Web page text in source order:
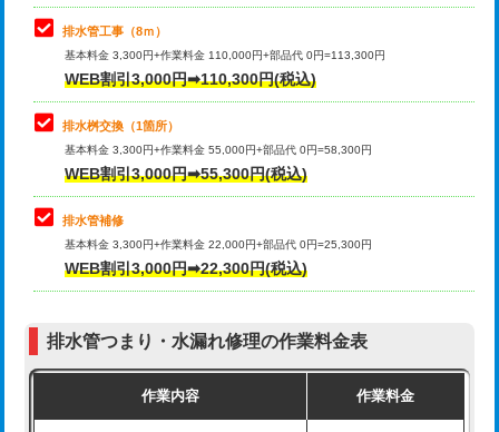
マス交換（深さ50㎝未満）
マス交換（深さ50㎝以上）
コンクリート斫り（厚さ10㎝まで）
コンクリート斫り（厚さ10㎝超え）
モルタル補修（厚さ10㎝まで）
モルタル補修（厚さ10㎝超え）
追加人工 16,500円
現場見積
その他部品の脱着
交換・取付（タンク）
交換・取付(単水栓（壁付・デッキ
式）)
交換・取付(混合水栓（壁付・デッキ
式・ワンホール）)
16,500円+材料費
交換・取付(排水栓・排水トラップ
交換・取付（その他部品） 11,000円+材料費
持込商品取付（単水栓） 13,200円
持込商品取付（混合水栓） 16,500円
排水管工事（8ｍ）
基本料金 3,300円+作業料金 110,000円+部品代 0円=113,300円
WEB割引3,000円➡110,300円(税込)
排水桝交換（1箇所）
基本料金 3,300円+作業料金 55,000円+部品代 0円=58,300円
WEB割引3,000円➡55,300円(税込)
排水管補修
基本料金 3,300円+作業料金 22,000円+部品代 0円=25,300円
WEB割引3,000円➡22,300円(税込)
排水管つまり・水漏れ修理の作業料金表
作業内容 作業料金